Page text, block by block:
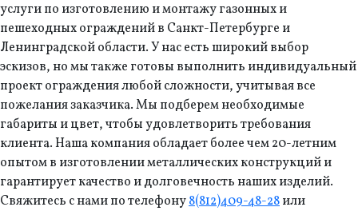
услуги по изготовлению и монтажу газонных и
пешеходных ограждений в Санкт-Петербурге и
Ленинградской области. У нас есть широкий выбор
эскизов, но мы также готовы выполнить индивидуальный
проект ограждения любой сложности, учитывая все
пожелания заказчика. Мы подберем необходимые
габариты и цвет, чтобы удовлетворить требования
клиента. Наша компания обладает более чем 20-летним
опытом в изготовлении металлических конструкций и
гарантирует качество и долговечность наших изделий.
Свяжитесь с нами по телефону8(812)409-48-28или